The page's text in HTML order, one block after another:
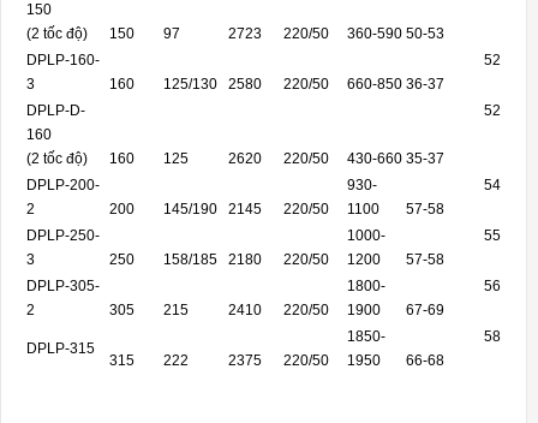
150
(2 tốc độ)
150 97 2723 220/50 360-590 50-53
DPLP-160-
3
160 125/130 2580 220/50 660-850 36-37
52
DPLP-D-
160
(2 tốc độ)
160 125 2620 220/50 430-660 35-37
52
DPLP-200-
2
200 145/190 2145 220/50
930-
1100
57-58
54
DPLP-250-
3
250 158/185 2180 220/50
1000-
1200
57-58
55
DPLP-305-
2
305 215 2410 220/50
1800-
1900
67-69
56
DPLP-315
315 222 2375 220/50
1850-
1950
66-68
58